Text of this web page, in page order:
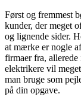
Først og fremmest
kunder, der meget
og lignende sider.
at mærke er nogle
firmaer fra,
elektrikere vil
man bruge som
på din opgave.